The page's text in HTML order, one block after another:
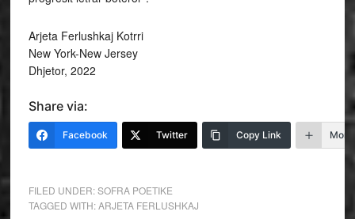
Arjeta Ferlushkaj Kotrri
New York-New Jersey
Dhjetor, 2022
Share via:
Facebook Twitter Copy Link More
FILED UNDER:SOFRA POETIKE
TAGGED WITH:ARJETA FERLUSHKAJ